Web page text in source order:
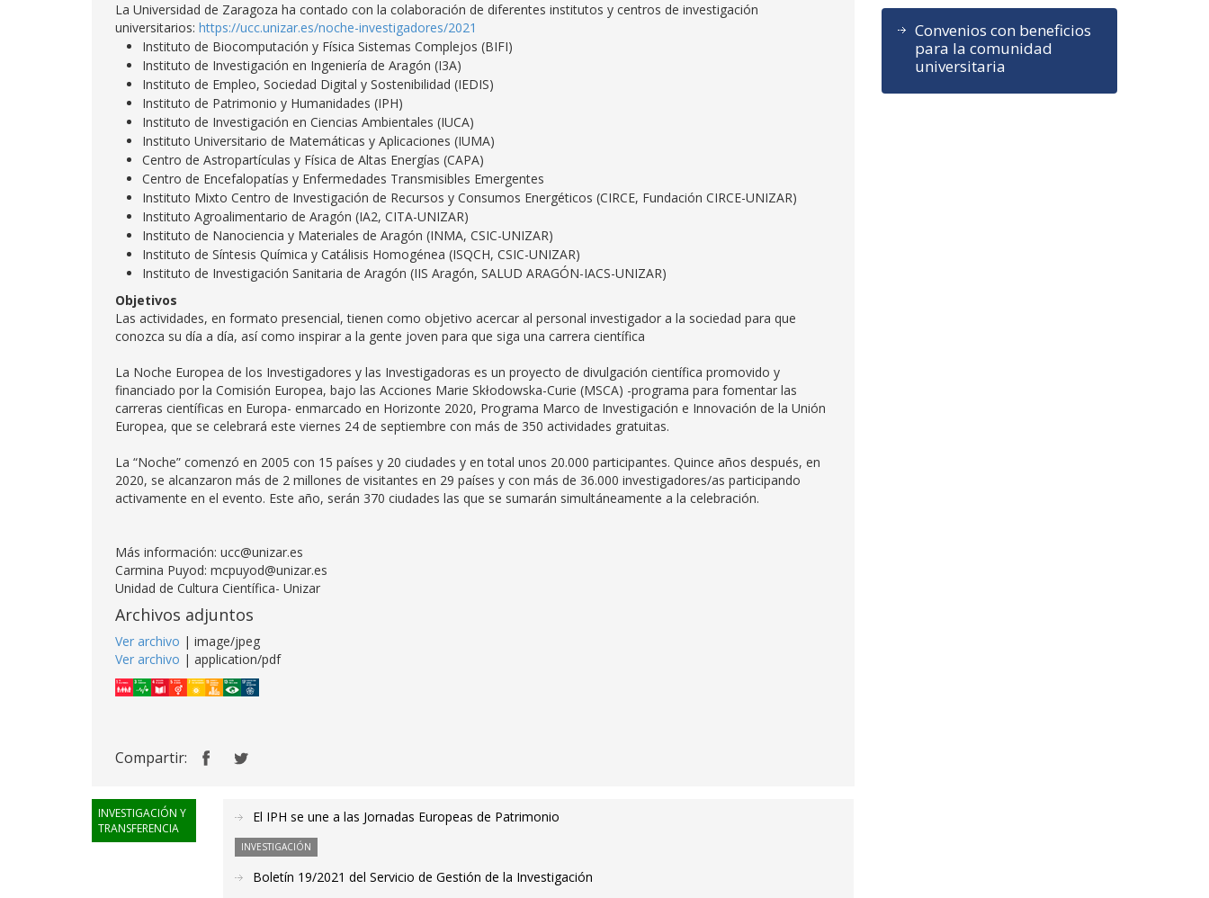
Convenios con beneficios
para la comunidad
universitaria
La Universidad de Zaragoza ha contado con la colaboración de diferentes institutos y centros de investigación
universitarios: https://ucc.unizar.es/noche-investigadores/2021
Instituto de Biocomputación y Física Sistemas Complejos (BIFI)
Instituto de Investigación en Ingeniería de Aragón (I3A)
Instituto de Empleo, Sociedad Digital y Sostenibilidad (IEDIS)
Instituto de Patrimonio y Humanidades (IPH)
Instituto de Investigación en Ciencias Ambientales (IUCA)
Instituto Universitario de Matemáticas y Aplicaciones (IUMA)
Centro de Astropartículas y Física de Altas Energías (CAPA)
Centro de Encefalopatías y Enfermedades Transmisibles Emergentes
Instituto Mixto Centro de Investigación de Recursos y Consumos Energéticos (CIRCE, Fundación CIRCE-UNIZAR)
Instituto Agroalimentario de Aragón (IA2, CITA-UNIZAR)
Instituto de Nanociencia y Materiales de Aragón (INMA, CSIC-UNIZAR)
Instituto de Síntesis Química y Catálisis Homogénea (ISQCH, CSIC-UNIZAR)
Instituto de Investigación Sanitaria de Aragón (IIS Aragón, SALUD ARAGÓN-IACS-UNIZAR)
Objetivos
Las actividades, en formato presencial, tienen como objetivo acercar al personal investigador a la sociedad para que
conozca su día a día, así como inspirar a la gente joven para que siga una carrera científica
La Noche Europea de los Investigadores y las Investigadoras es un proyecto de divulgación científica promovido y
financiado por la Comisión Europea, bajo las Acciones Marie Skłodowska-Curie (MSCA) -programa para fomentar las
carreras científicas en Europa- enmarcado en Horizonte 2020, Programa Marco de Investigación e Innovación de la Unión
Europea, que se celebrará este viernes 24 de septiembre con más de 350 actividades gratuitas.
La “Noche” comenzó en 2005 con 15 países y 20 ciudades y en total unos 20.000 participantes. Quince años después, en
2020, se alcanzaron más de 2 millones de visitantes en 29 países y con más de 36.000 investigadores/as participando
activamente en el evento. Este año, serán 370 ciudades las que se sumarán simultáneamente a la celebración.
Más información: ucc@unizar.es
Carmina Puyod: mcpuyod@unizar.es
Unidad de Cultura Científica- Unizar
Archivos adjuntos
Ver archivo | image/jpeg
Ver archivo | application/pdf
Compartir:
INVESTIGACIÓN Y
TRANSFERENCIA
El IPH se une a las Jornadas Europeas de Patrimonio
INVESTIGACIÓN
Boletín 19/2021 del Servicio de Gestión de la Investigación